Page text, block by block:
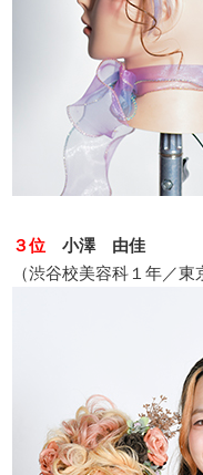
３位 小澤 由佳
（渋谷校美容科１年／